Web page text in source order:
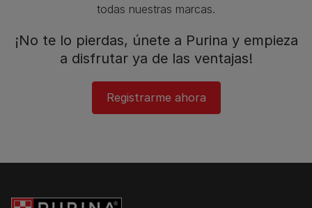
todas nuestras marcas.​
¡No te lo pierdas, únete a Purina y empieza
a disfrutar ya de las ventajas!​
Registrarme ahora​